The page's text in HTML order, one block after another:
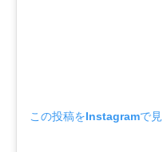
この投稿をInstagramで見